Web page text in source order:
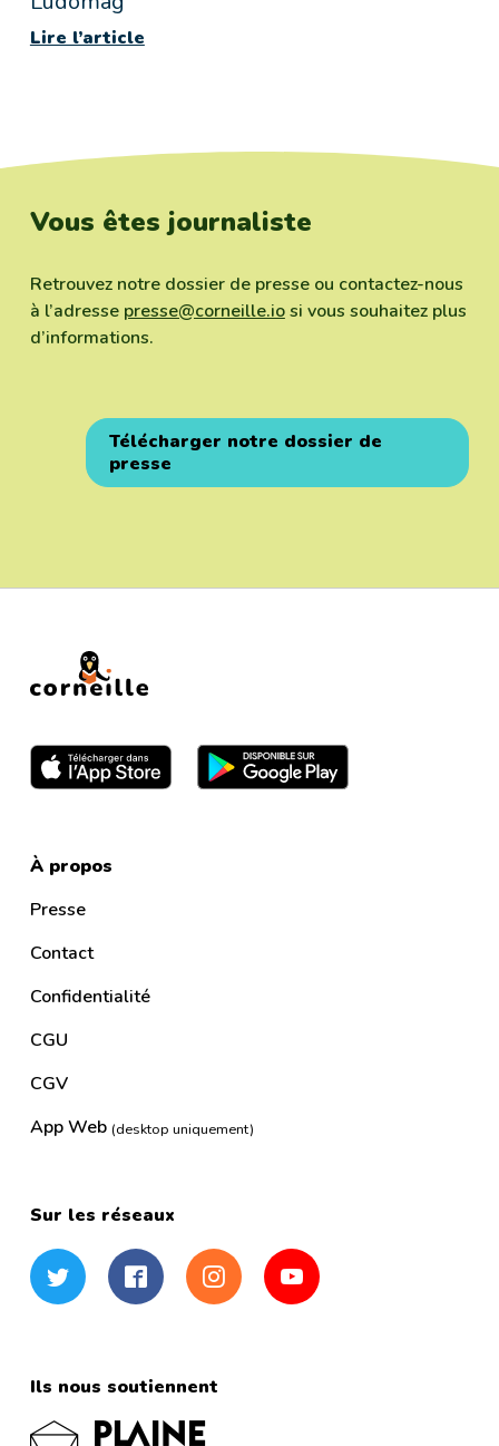
Lire l’article
Vous êtes journaliste
Retrouvez notre dossier de presse ou contactez-nous
à l’adresse presse@corneille.iosi vous souhaitez plus
d’informations.
Télécharger notre dossier de
presse
À propos
Presse
Contact
Confidentialité
CGU
CGV
App Web (desktop uniquement)
Sur les réseaux
Twitter FacebookInstagramYouTube
Ils nous soutiennent